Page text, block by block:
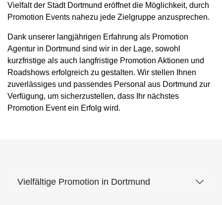
Vielfalt der Stadt Dortmund eröffnet die Möglichkeit, durch
Promotion Events nahezu jede Zielgruppe anzusprechen.
Dank unserer langjährigen Erfahrung als Promotion
Agentur in Dortmund sind wir in der Lage, sowohl
kurzfristige als auch langfristige Promotion Aktionen und
Roadshows erfolgreich zu gestalten. Wir stellen Ihnen
zuverlässiges und passendes Personal aus Dortmund zur
Verfügung, um sicherzustellen, dass Ihr nächstes
Promotion Event ein Erfolg wird.
Vielfältige Promotion in Dortmund